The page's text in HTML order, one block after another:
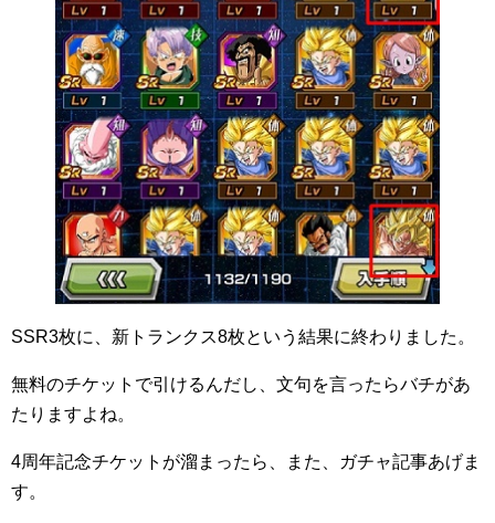
SSR3枚に、新トランクス8枚という結果に終わりました。
無料のチケットで引けるんだし、文句を言ったらバチがあ
たりますよね。
4周年記念チケットが溜まったら、また、ガチャ記事あげま
す。